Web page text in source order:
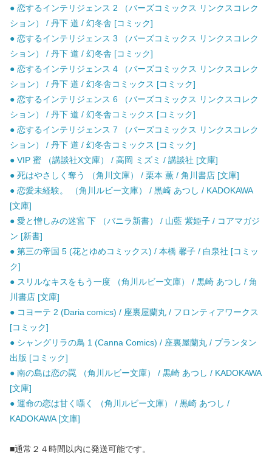
● 恋するインテリジェンス 2 （バーズコミックス リンクスコレク
ション） / 丹下 道 / 幻冬舎 [コミック]
● 恋するインテリジェンス 3 （バーズコミックス リンクスコレク
ション） / 丹下 道 / 幻冬舎 [コミック]
● 恋するインテリジェンス 4 （バーズコミックス リンクスコレク
ション） / 丹下 道 / 幻冬舎コミックス [コミック]
● 恋するインテリジェンス 6 （バーズコミックス リンクスコレク
ション） / 丹下 道 / 幻冬舎コミックス [コミック]
● 恋するインテリジェンス 7 （バーズコミックス リンクスコレク
ション） / 丹下 道 / 幻冬舎コミックス [コミック]
● VIP 蜜 （講談社X文庫） / 高岡 ミズミ / 講談社 [文庫]
● 死はやさしく奪う （角川文庫） / 栗本 薫 / 角川書店 [文庫]
● 恋愛未経験。 （角川ルビー文庫） / 黒崎 あつし / KADOKAWA
[文庫]
● 愛と憎しみの迷宮 下 （バニラ新書） / 山藍 紫姫子 / コアマガジ
ン [新書]
● 第三の帝国 5 (花とゆめコミックス) / 本橋 馨子 / 白泉社 [コミッ
ク]
● スリルなキスをもう一度 （角川ルビー文庫） / 黒崎 あつし / 角
川書店 [文庫]
● コヨーテ 2 (Daria comics) / 座裏屋蘭丸 / フロンティアワークス
[コミック]
● シャングリラの鳥 1 (Canna Comics) / 座裏屋蘭丸 / プランタン
出版 [コミック]
● 南の島は恋の罠 （角川ルビー文庫） / 黒崎 あつし / KADOKAWA
[文庫]
● 運命の恋は甘く囁く （角川ルビー文庫） / 黒崎 あつし /
KADOKAWA [文庫]
■通常２４時間以内に発送可能です。